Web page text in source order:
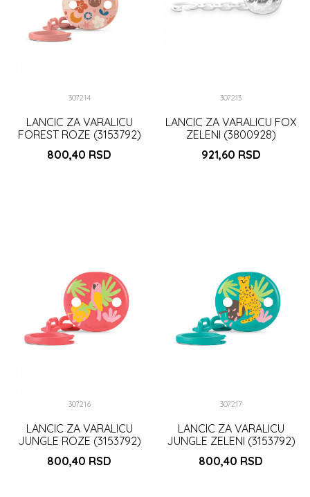
307214
LANCIC ZA VARALICU
FOREST ROZE (3153792)
800,40 RSD
307213
LANCIC ZA VARALICU FOX
ZELENI (3800928)
921,60 RSD
307216
LANCIC ZA VARALICU
JUNGLE ROZE (3153792)
800,40 RSD
307217
LANCIC ZA VARALICU
JUNGLE ZELENI (3153792)
800,40 RSD